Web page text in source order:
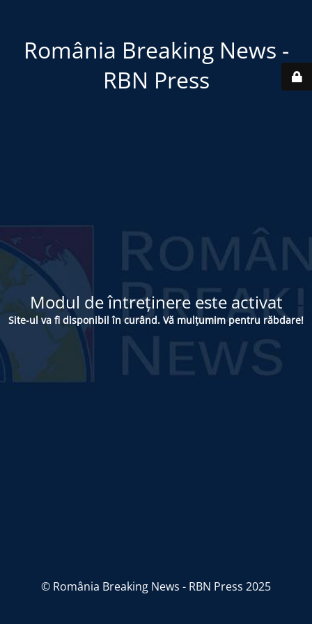
România Breaking News -
RBN Press
Modul de întreținere este activat
Site-ul va fi disponibil în curând. Vă mulțumim pentru răbdare!
© România Breaking News - RBN Press 2025